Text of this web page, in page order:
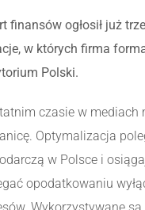
finansów ogłosił już
w których firma
Polski.
czasie w
Optymalizacja
w Polsce i
opodatkowaniu